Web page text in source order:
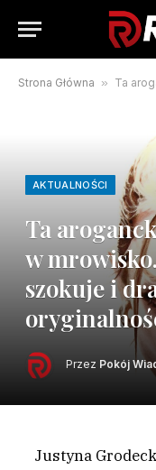
Strona Główna » Ta arogancka
AKTUALNOŚCI
Ta
w
szokuje i
Przez Pokój
Justyna